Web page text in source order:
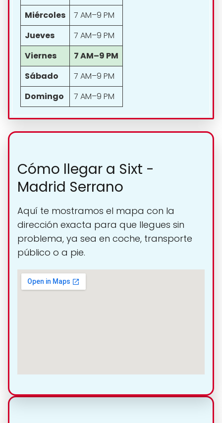
Miércoles
7 AM–9 PM
Jueves
7 AM–9 PM
Viernes
7 AM–9 PM
Sábado
7 AM–9 PM
Domingo
7 AM–9 PM
Cómo llegar a Sixt -
Madrid Serrano
Aquí te mostramos el mapa con la
dirección exacta para que llegues sin
problema, ya sea en coche, transporte
público o a pie.